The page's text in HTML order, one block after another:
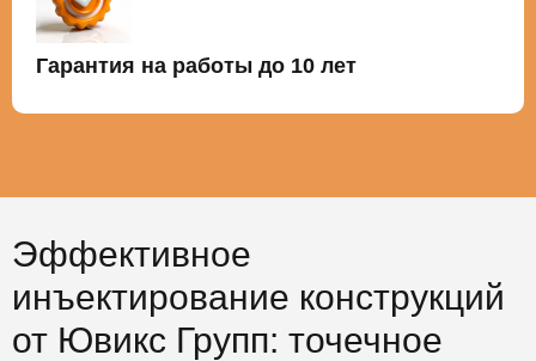
Гарантия на работы до 10 лет
Эффективное
инъектирование конструкций
от Ювикс Групп: точечное